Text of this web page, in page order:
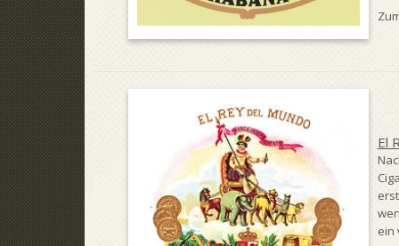
El
ein